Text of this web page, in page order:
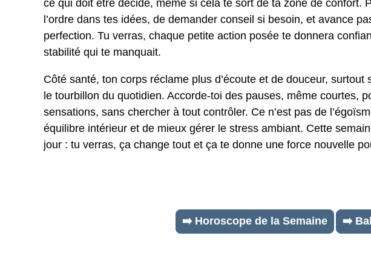
ce qui doit être décidé, même si cela te sort de ta zone de confort.
l’ordre dans tes idées, de demander conseil si besoin, et avance
perfection. Tu verras, chaque petite action posée te donnera
stabilité qui te manquait.
Côté santé, ton corps réclame plus d’écoute et de douceur, surtout
le tourbillon du quotidien. Accorde-toi des pauses, même courtes,
sensations, sans chercher à tout contrôler. Ce n’est pas de
équilibre intérieur et de mieux gérer le stress ambiant. Cette
jour : tu verras, ça change tout et ça te donne une force nouvelle
➡️ Horoscope de la Semaine ➡️